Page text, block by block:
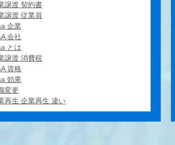
譲渡 契約書
譲渡 従業員
企業
会社
とは
譲渡 消費税
資格
効果
変更
再生 企業再生 違い